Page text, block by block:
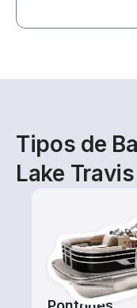
Tipos de
Lake Travis